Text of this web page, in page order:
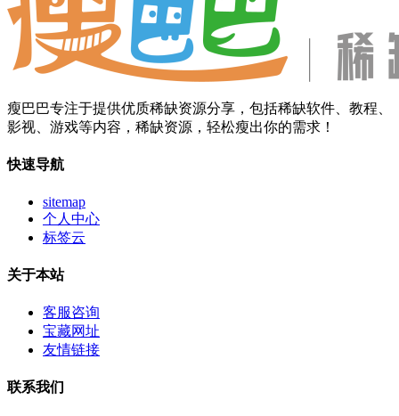
瘦巴巴专注于提供优质稀缺资源分享，包括稀缺软件、教程、
影视、游戏等内容，稀缺资源，轻松瘦出你的需求！
快速导航
sitemap
个人中心
标签云
关于本站
客服咨询
宝藏网址
友情链接
联系我们